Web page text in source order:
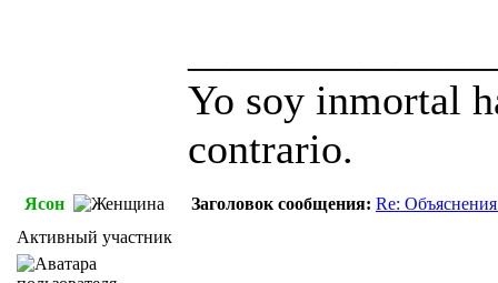
Yo soy inmortal
contrario.
Ясон Заголовок сообщения: Re:
Активный участник